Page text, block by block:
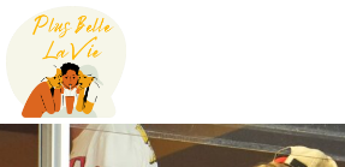
Skip
content